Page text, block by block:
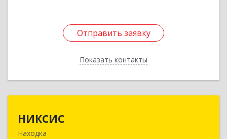
Отправить заявку
Показать контакты
Отправить заявку
Назад
НИКСИС
Находка